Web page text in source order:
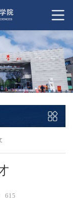
615